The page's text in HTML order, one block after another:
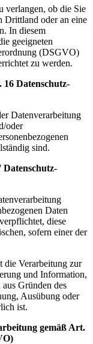
verlangen, ob die Sie
Drittland oder an eine
In diesem
geeigneten
(DSGVO)
zu werden.
Datenschutz-
Datenverarbeitung
oder
sind.
Daten
diese
sofern einer der
die Verarbeitung zur
und Information,
Gründen des
Ausübung oder
ist.
gemäß Art.